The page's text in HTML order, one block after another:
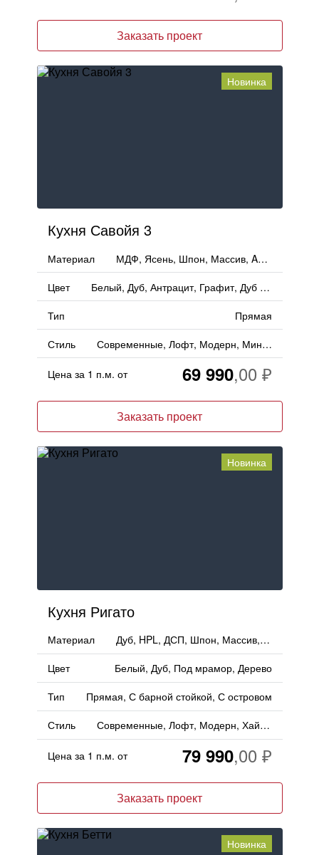
Заказать проект
Новинка
Кухня Савойя 3
Материал
МДФ, Ясень, Шпон, Массив, AGT, Пластик, ЛМДФ, Дерево
Цвет
Белый, Дуб, Антрацит, Графит, Дуб Сонома, Дерево, Асфальт
Тип
Прямая
Стиль
Современные, Лофт, Модерн, Минимализм
Цена за 1 п.м. от 69 990
Заказать проект
Новинка
Кухня Ригато
Материал
Дуб, HPL, ДСП, Шпон, Массив, Пластик, Дерево
Цвет
Белый, Дуб, Под мрамор, Дерево
Тип
Прямая, С барной стойкой, С островом
Стиль
Современные, Лофт, Модерн, Хай-тек
Цена за 1 п.м. от 79 990
Заказать проект
Новинка